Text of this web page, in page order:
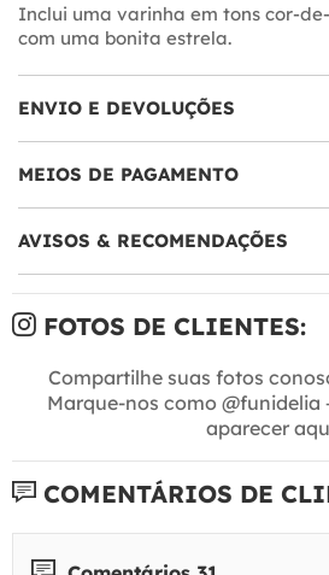
Inclui uma varinha em tons cor-
com uma bonita estrela.
ENVIO E DEVOLUÇÕES
MEIOS DE PAGAMENTO
AVISOS & RECOMENDAÇÕES
FOTOS DE CLIENTES:
Compartilhe suas fotos
Marque-nos como @funidelia
aparecer
COMENTÁRIOS DE